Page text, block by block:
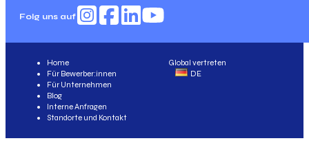
Folg uns auf
Global vertreten
DE
Home
Für Bewerber:innen
Für Unternehmen
Blog
Interne Anfragen
Standorte und Kontakt